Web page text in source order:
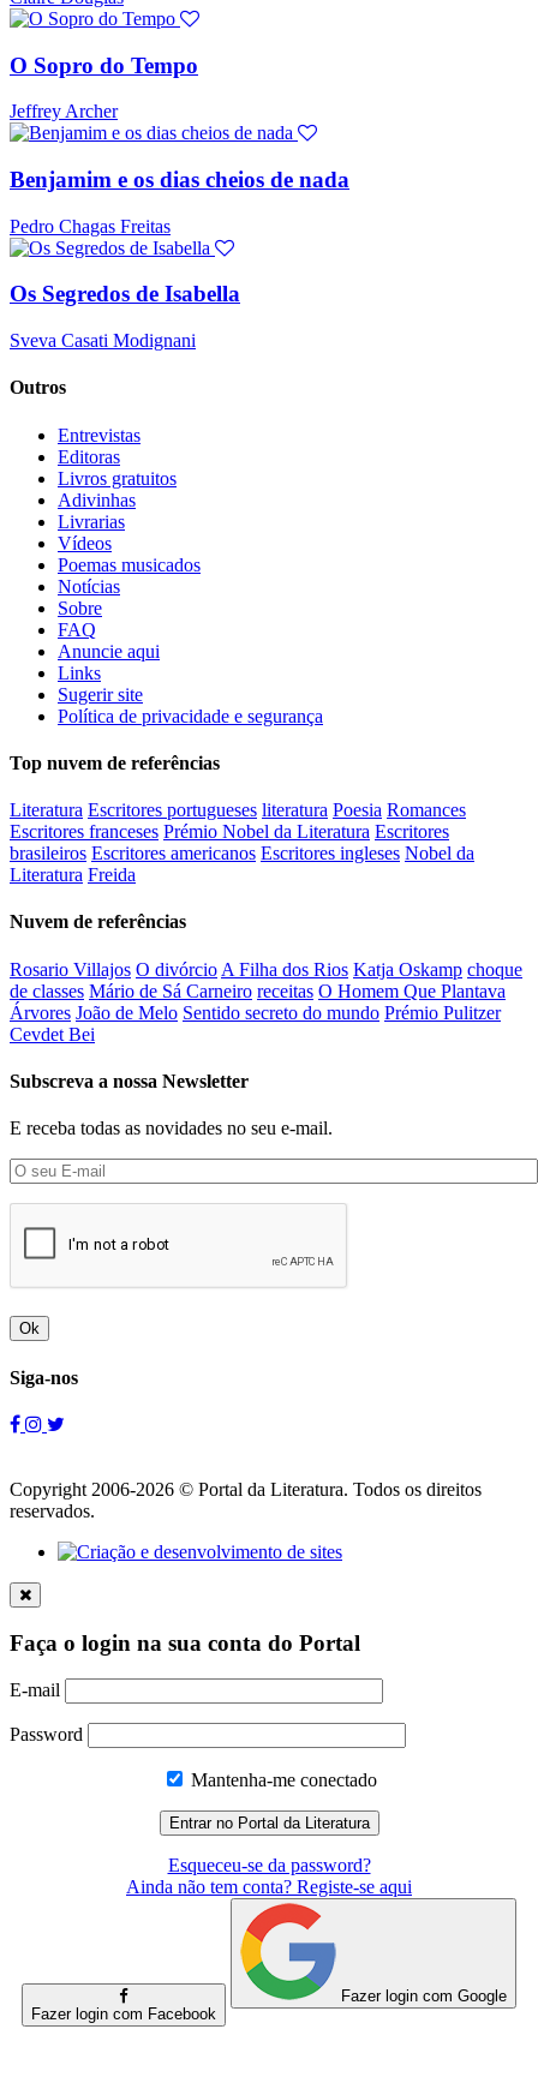
O Sopro do Tempo
Jeffrey Archer
Benjamim e os dias cheios de nada
Pedro Chagas Freitas
Os Segredos de Isabella
Sveva Casati Modignani
Outros
Entrevistas
Editoras
Livros gratuitos
Adivinhas
Livrarias
Vídeos
Poemas musicados
Notícias
Sobre
FAQ
Anuncie aqui
Links
Sugerir site
Política de privacidade e segurança
Top nuvem de referências
Literatura Escritores portugueses literatura Poesia Romances
Escritores franceses Prémio Nobel da Literatura Escritores
brasileiros Escritores americanos Escritores ingleses Nobel da
Literatura Freida
Nuvem de referências
Rosario Villajos O divórcio A Filha dos Rios Katja Oskamp choque
de classes Mário de Sá Carneiro receitas O Homem Que Plantava
Árvores João de Melo Sentido secreto do mundo Prémio Pulitzer
Cevdet Bei
Subscreva a nossa Newsletter
E receba todas as novidades no seu e-mail.
Ok
Siga-nos
Copyright 2006-2026 © Portal da Literatura. Todos os direitos
reservados.
Faça o login na sua conta do Portal
E-mail
Password
Mantenha-me conectado
Esqueceu-se da password?
Ainda não tem conta? Registe-se aqui
Fazer login com Facebook
Fazer login com Google